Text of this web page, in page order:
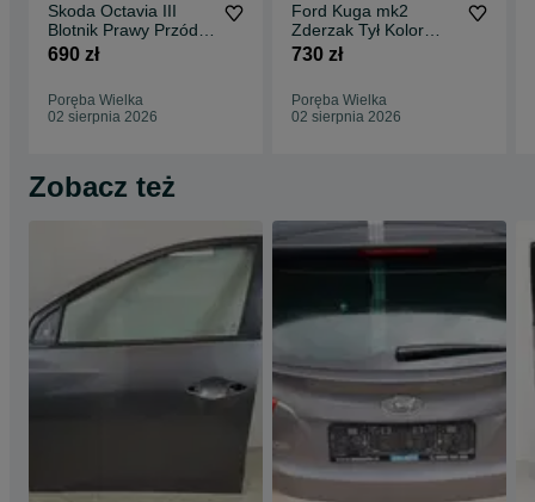
Skoda Octavia III
Blotnik Prawy Przód
Kolor LA7W
690 zł
Poręba Wielka
02 sierpnia 2026
Ford Kuga mk2
Zderzak Tył Kolor
Ruby Red KD
730 zł
Poręba Wielka
02 sierpnia 2026
Zobacz też